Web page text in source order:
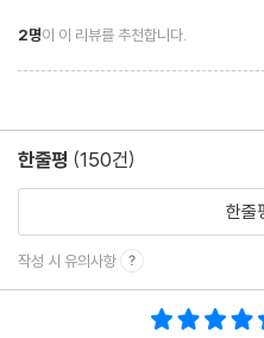
생- 어렸을 때부터 '프랑켄슈타인'이라고 하면 혐오
스럽고, 끔찍하게
2명이 이 리뷰를 추천합니다.
한줄평 (150건)
한줄
작성 시 유의사항